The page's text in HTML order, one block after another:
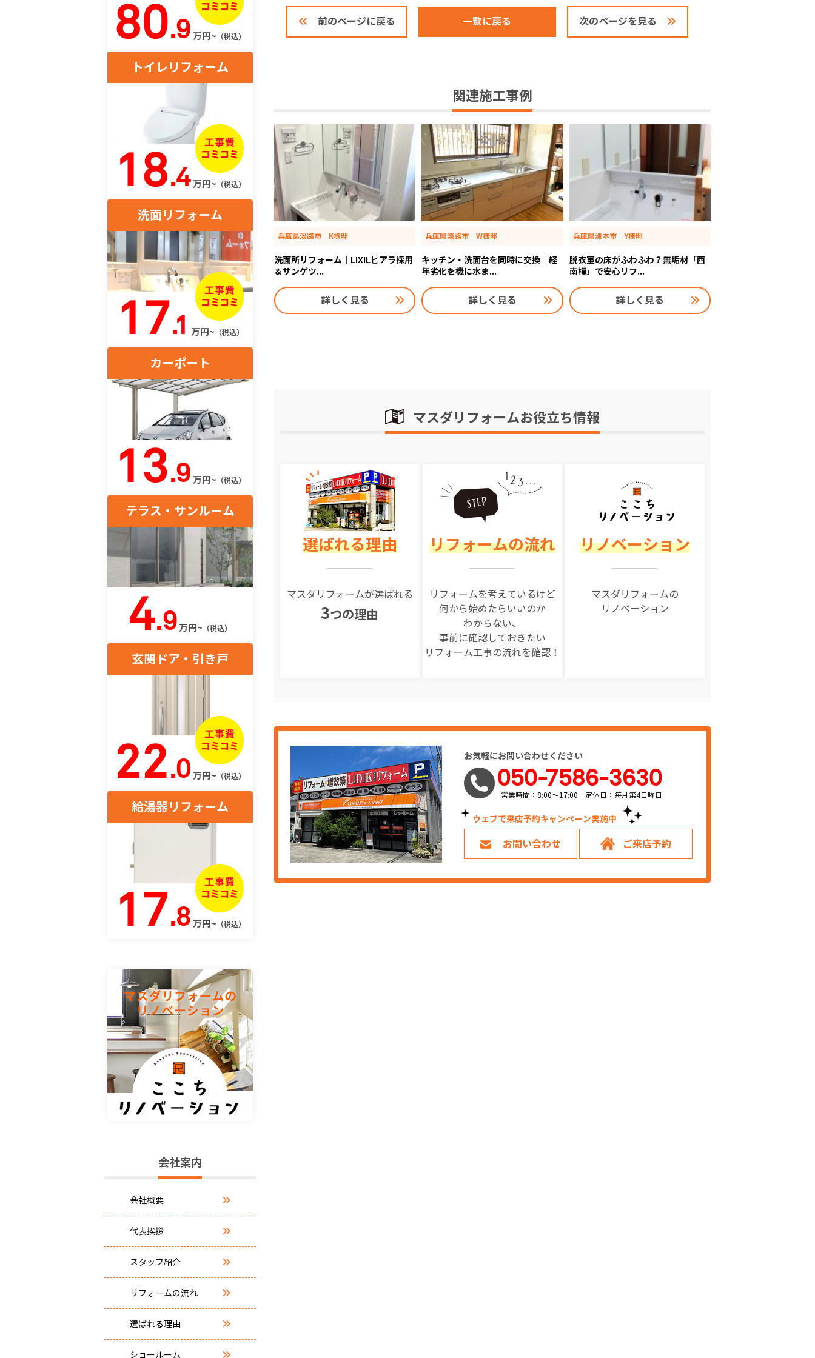
前のページに戻る 一覧に戻る 次のページを見る
関連施工事例
兵庫県淡路市 K様邸
洗面所リフォーム｜LIXILピアラ採用
＆サンゲツ...
詳しく見る
兵庫県淡路市 W様邸
キッチン・洗面台を同時に交換｜経
年劣化を機に水ま...
詳しく見る
兵庫県洲本市 Y様邸
脱衣室の床がふわふわ？無垢材「西
南樺」で安心リフ...
詳しく見る
マスダリフォームお役立ち情報
選ばれる理由
マスダリフォームが選ばれる
3つの理由
リフォームの流れ
リフォームを考えているけど
何から始めたらいいのか
わからない、
事前に確認しておきたい
リフォーム工事の流れを確認！
リノベーション
マスダリフォームの
リノベーション
お気軽にお問い合わせください
050-7586-3630
営業時間：8:00～17:00 定休日：毎月第4日曜日
ウェブで来店予約キャンペーン実施中！
お問い合わせ ご来店予約
80.9 万円~ （税込）
トイレリフォーム
18.4万円~ （税込）
洗面リフォーム
17.1 万円~ （税込）
カーポート
13.9 万円~ （税込）
テラス・サンルーム
4.9万円~ （税込）
玄関ドア・引き戸
22.0 万円~ （税込）
給湯器リフォーム
17.8 万円~ （税込）
会社案内
会社概要
代表挨拶
スタッフ紹介
リフォームの流れ
選ばれる理由
ショールーム